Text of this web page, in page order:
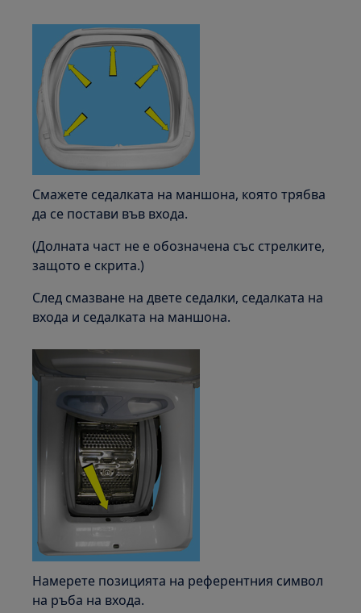
Смажете седалката на маншона, която трябва
да се постави във входа.
(Долната част не е обозначена със стрелките,
защото е скрита.)
След смазване на двете седалки, седалката на
входа и седалката на маншона.
Намерете позицията на референтния символ
на ръба на входа.